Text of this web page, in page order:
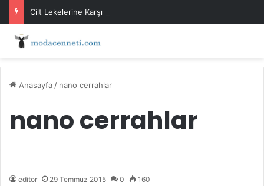
Cilt Lekelerine Karşı Evde Maske Önerileri
Anasayfa / nano cerrahlar
nano cerrahlar
editor 29 Temmuz 2015 0 160